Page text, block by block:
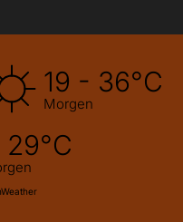
19 - 36°C
Morgen